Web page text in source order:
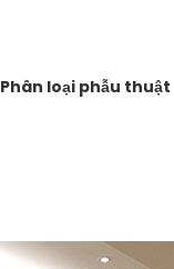
Phân loại phẫu thuật